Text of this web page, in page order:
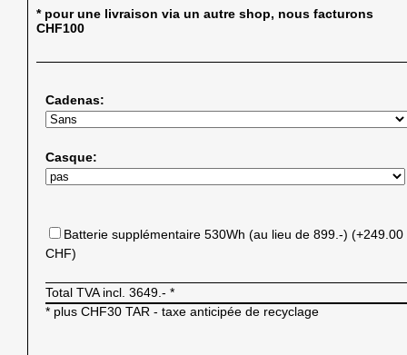
* pour une livraison via un autre shop, nous facturons
CHF100
Cadenas:
Casque:
Batterie supplémentaire 530Wh (au lieu de 899.-) (+249.00
CHF)
Total TVA incl.3649.- *
* plus CHF30 TAR - taxe anticipée de recyclage